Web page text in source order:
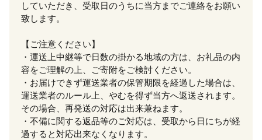
していただき、受取日のうちに当方までご連絡をお願い
致します。
【ご注意ください】
・運送上中継等で日数の掛かる地域の方は、お礼品の内
容をご理解の上、ご寄附をご検討ください。
・お届けできず運送業者の保管期限を経過した場合は、
運送業者のルール上、やむを得ず当方へ返送されます。
その場合、再発送の対応は出来兼ねます。
・不備に関する返品等のご対応は、受取から日にちが経
過すると対応出来なくなります。